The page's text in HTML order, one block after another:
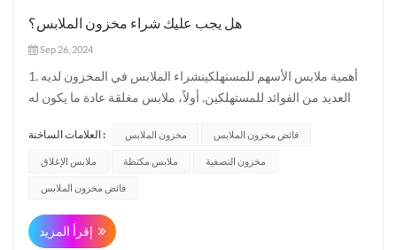
هل يجب عليك شراء مخزون الملابس؟
Sep 26, 2024
1. أهمية ملابس الأسهم للمستهلكينشراء الملابس في المخزون لديه
العديد من الفوائد للمستهلكين. أولاً، ملابس مغلقة عادة ما يكون له
ملابس ذات علامة تجارية باهظة الثمن بسعر تفضيلي والاستمتاع
العلامات الساخنة : مخزون الملابس فائض مخزون الملابس
ملابس الإغلاق ملابس مكتظة مخزون التصفية
فائض مخزون الملابس
إقرأ المزيد